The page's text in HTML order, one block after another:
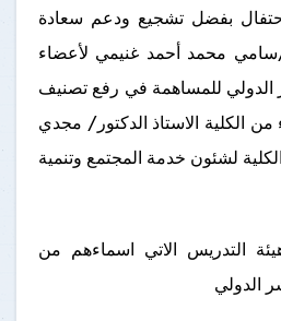
بفضل تشجيع ودعم سعادة
/سامي محمد أحمد غنيمي لأعضاء
الدولي للمساهمة في رفع تصنيف
الكلية الاستاذ الدكتور/ مجدي
لشئون خدمة المجتمع وتنمية
التدريس الاتي اسماءهم من
الدولي